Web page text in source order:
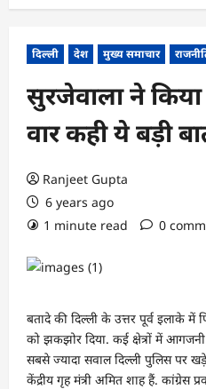
दिल्ली देश मुख्य समाचार
सुरजेवाला ने
वार कही ये बड़ी
Ranjeet Gupta
6 years ago
1 minute read
0
बतादे की दिल्ली के उत्तर पूर्व इलाके में
को झकझोर दिया. कई क्षेत्रों में
सबसे ज्यादा सवाल दिल्ली पुलिस पर
केंद्रीय गृह मंत्री अमित शाह हैं. कांग्रेस